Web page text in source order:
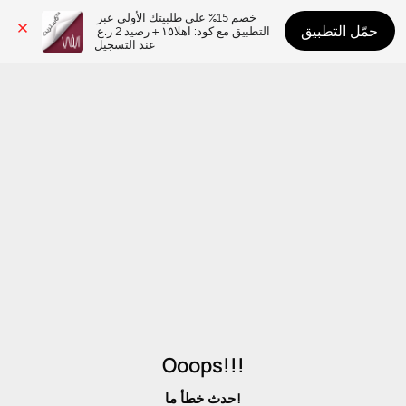
عند التسجيل
حمّل التطبيق
Ooops!!!
حدث خطأ ما!